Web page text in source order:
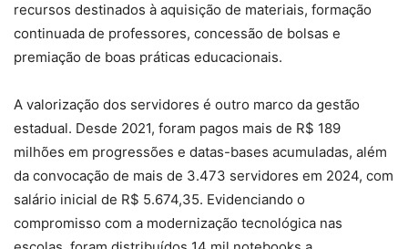
recursos destinados à aquisição de materiais, formação
continuada de professores, concessão de bolsas e
premiação de boas práticas educacionais.
A valorização dos servidores é outro marco da gestão
estadual. Desde 2021, foram pagos mais de R$ 189
milhões em progressões e datas-bases acumuladas, além
da convocação de mais de 3.473 servidores em 2024, com
salário inicial de R$ 5.674,35. Evidenciando o
compromisso com a modernização tecnológica nas